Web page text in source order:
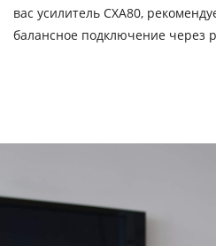
вас усилитель CXA80,
балансное подключение через
Станьте